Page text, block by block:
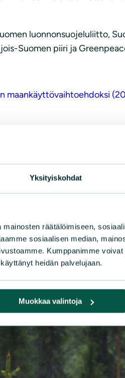
Yksityiskohdat
räätälöimiseen,
sosiaalisen median,
Kumppanimme
heidän palvelujaan.
Muokkaa valintoja
luonnonsuojeluliitto,
Suomen piiri ja
maankäyttövaihtoehdoksi
puh. 045 652 1974,
yhdistys, puh. 040 540
0400 849360